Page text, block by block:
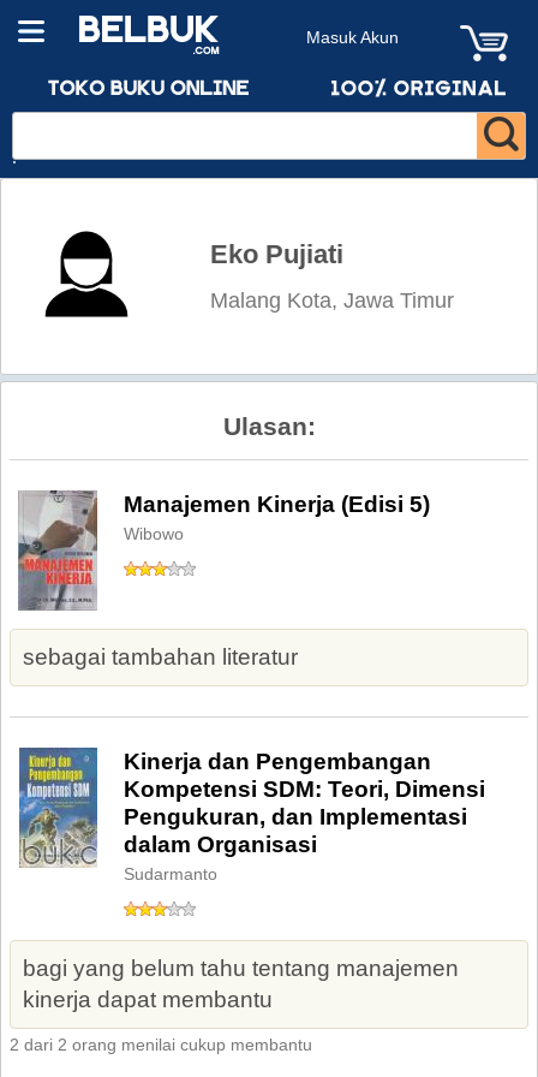
Masuk Akun
Eko Pujiati
Malang Kota, Jawa Timur
Ulasan:
Manajemen Kinerja (Edisi 5)
Wibowo
sebagai tambahan literatur
Kinerja dan Pengembangan
Kompetensi SDM: Teori, Dimensi
Pengukuran, dan Implementasi
dalam Organisasi
Sudarmanto
bagi yang belum tahu tentang manajemen
kinerja dapat membantu
2 dari 2 orang menilai cukup membantu